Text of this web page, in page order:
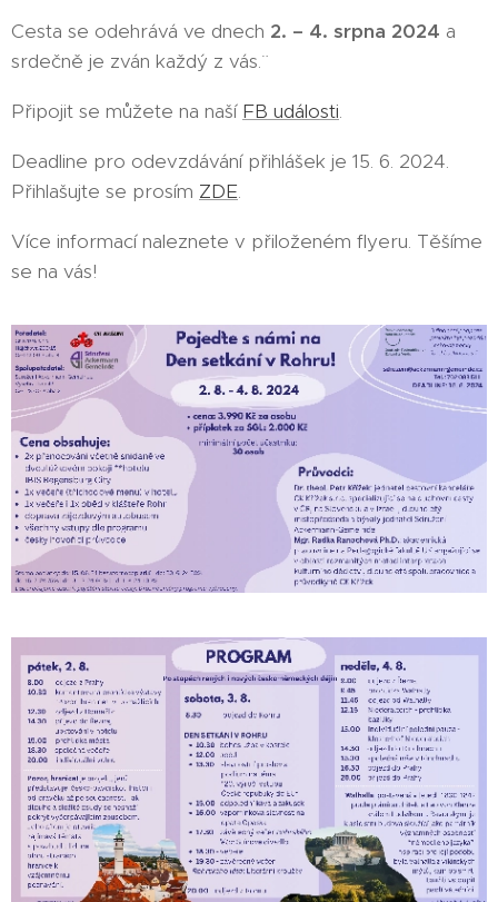
Cesta se odehrává ve dnech 2. – 4. srpna 2024 a
srdečně je zván každý z vás.¨
Připojit se můžete na naší FB události.
Deadline pro odevzdávání přihlášek je 15. 6. 2024.
Přihlašujte se prosím ZDE.
Více informací naleznete v přiloženém flyeru. Těšíme
se na vás!